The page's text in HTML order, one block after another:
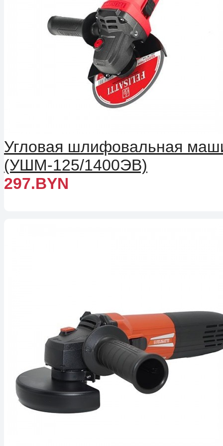
Угловая шлифовальная
(УШМ-125/1400ЭВ)
297.BYN